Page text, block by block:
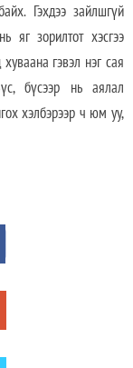
Гэхдээ зайлшгүй
яг зорилтот хэсгээ
гэвэл нэг сая
бүсээр нь аялал
хэлбэрээр ч юм уу,